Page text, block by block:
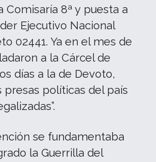
Comisaría 8ª y puesta a
Ejecutivo Nacional
02441. Ya en el mes de
a la Cárcel de
días a la de Devoto,
presas políticas del país
se fundamentaba
la Guerrilla del